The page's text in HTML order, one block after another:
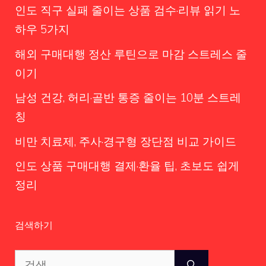
인도 직구 실패 줄이는 상품 검수·리뷰 읽기 노
하우 5가지
해외 구매대행 정산 루틴으로 마감 스트레스 줄
이기
남성 건강, 허리·골반 통증 줄이는 10분 스트레
칭
비만 치료제, 주사·경구형 장단점 비교 가이드
인도 상품 구매대행 결제·환율 팁, 초보도 쉽게
정리
검색하기